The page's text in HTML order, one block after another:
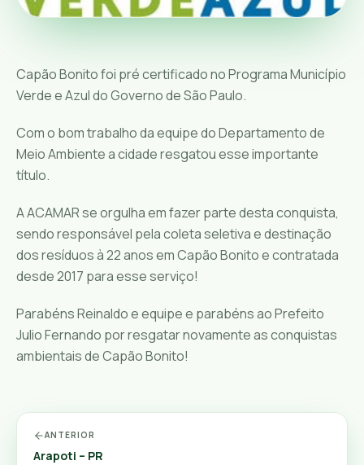
Capão Bonito foi pré certificado no Programa Município
Verde e Azul do Governo de São Paulo.
Com o bom trabalho da equipe do Departamento de
Meio Ambiente a cidade resgatou esse importante
título.
A ACAMAR se orgulha em fazer parte desta conquista,
sendo responsável pela coleta seletiva e destinação
dos resíduos à 22 anos em Capão Bonito e contratada
desde 2017 para esse serviço!
Parabéns Reinaldo e equipe e parabéns ao Prefeito
Julio Fernando por resgatar novamente as conquistas
ambientais de Capão Bonito!
ANTERIOR
Arapoti – PR